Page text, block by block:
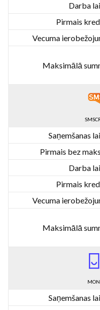
Darba
Pirmais
Vecuma
Maksimālā
Saņemšanas
Pirmais bez
Darba
Pirmais
Vecuma
Maksimālā
Saņemšanas